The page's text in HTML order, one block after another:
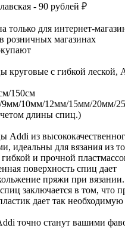
- 90 рублей ₽
только для интернет-
розничных магазинах
круговые с гибкой леской,
150см
10мм/12мм/15мм/20мм/
длины спиц.)
Addi из
идеальны для вязания из
и прочной
поверхность спиц дает
пряжи при вязании.
заключается в том, что
дает так необходимую
точно станут вашими